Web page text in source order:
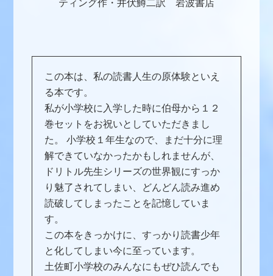
ティング作・井伏鱒二訳 岩波書店
この本は、私の読書人生の原体験といえ
る本です。
私が小学校に入学した時に伯母から１２
巻セットをお祝いとしていただきまし
た。 小学校１年生なので、まだ十分に理
解できていなかったかもしれませんが、
ドリトル先生シリーズの世界観にすっか
り魅了されてしまい、どんどん読み進め
読破してしまったことを記憶していま
す。
この本をきっかけに、すっかり読書少年
と化してしまい今に至っています。
土佐町小学校のみんなにもぜひ読んでも